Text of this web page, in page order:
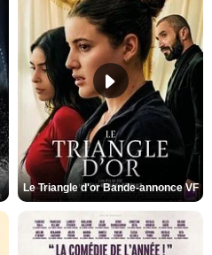
Le Triangle d'or Bande-annonce VF